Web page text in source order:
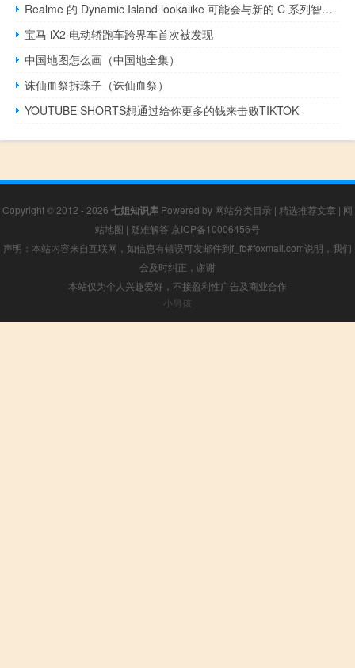
Realme 的 Dynamic Island lookalike 可能会与新的 C 系列智能手机一起亮相
宝马 iX2 电动轿跑车跨界车首次被发现
中国地图怎么画（中国地全集）
诛仙血祭拆珠子（诛仙血祭）
YOUTUBE SHORTS想通过给你更多的钱来击败TIKTOK
Copyright © 2012 - 2026 七姐知识库 Powered by 网站分类目录 | 精选推荐文章 | 网
站地图 | 疑难解答 京ICP备10006456号
声明：本站内容来自互联网，如信息有错误可发邮件到f_fb#foxmail.com说明，我们
会及时纠正，谢谢
本站仅为个人兴趣爱好，不接盈利性广告及商业合作
小男孩